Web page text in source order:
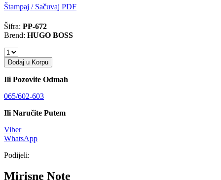
Štampaj / Sačuvaj PDF
Šifra: PP-672
Brend: HUGO BOSS
Dodaj u Korpu
Ili Pozovite Odmah
065/602-603
Ili Naručite Putem
Viber
WhatsApp
Podijeli:
Mirisne Note